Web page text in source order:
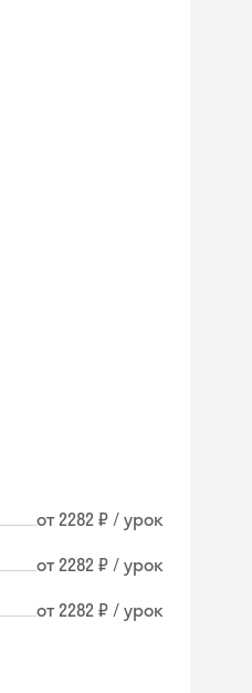
от 2282 ₽ / урок
от 2282 ₽ / урок
от 2282 ₽ / урок